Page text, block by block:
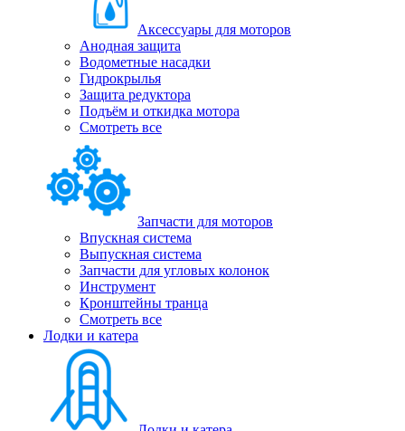
Аксессуары для моторов
Анодная защита
Водометные насадки
Гидрокрылья
Защита редуктора
Подъём и откидка мотора
Смотреть все
Запчасти для моторов
Впускная система
Выпускная система
Запчасти для угловых колонок
Инструмент
Кронштейны транца
Смотреть все
Лодки и катера